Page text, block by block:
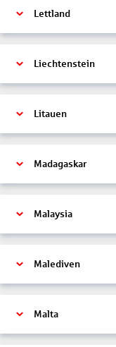
Lettland
Liechtenstein
Litauen
Madagaskar
Malaysia
Malediven
Malta